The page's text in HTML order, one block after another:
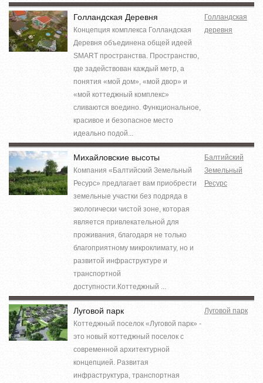
Голландская Деревня
Концепция комплекса Голландская
Деревня объединена общей идеей
SMART пространства. Пространство,
где задействован каждый метр, а
понятия «мой дом», «мой двор» и
«мой коттеджный комплекс»
сливаются воедино. Функциональное,
красивое и безопасное место
идеально подой...
Голландская
деревня
Михайловские высоты
Компания «Балтийский Земельный
Ресурс» предлагает вам приобрести
земельные участки без подряда в
экологически чистой зоне, которая
является привлекательной для
проживания, благодаря не только
благоприятному микроклимату, но и
развитой инфраструктуре и
транспортной
доступности.Коттеджный ...
Балтийский
Земельный
Ресурс
Луговой парк
Коттеджный поселок «Луговой парк» -
это новый коттеджный поселок с
современной архитектурной
концепцией. Развитая
инфраструктура, транспортная
Луговой парк